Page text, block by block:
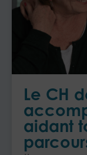
Le CH
aidant